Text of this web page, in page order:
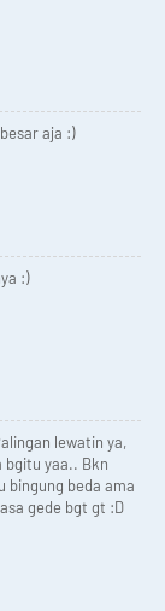
aja :)
:)
lewatin ya,
bgitu yaa.. Bkn
bingung beda ama
gede bgt gt :D